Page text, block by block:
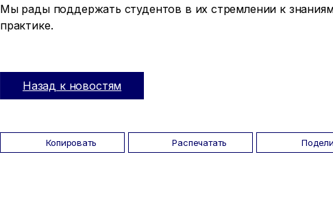
Мы рады поддержать студентов в их стремлении к
практике.
Назад к новостям
Копировать Распечатать